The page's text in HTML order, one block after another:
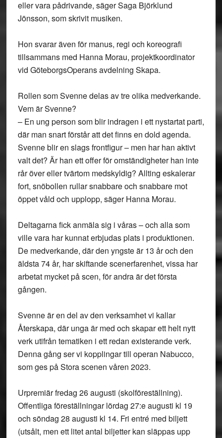
eller vara pådrivande, säger Saga Björklund
Jönsson, som skrivit musiken.
Hon svarar även för manus, regi och koreografi
tillsammans med Hanna Morau, projektkoordinator
vid GöteborgsOperans avdelning Skapa.
Rollen som Svenne delas av tre olika medverkande.
Vem är Svenne?
– En ung person som blir indragen i ett nystartat parti,
där man snart förstår att det finns en dold agenda.
Svenne blir en slags frontfigur – men har han aktivt
valt det? Är han ett offer för omständigheter han inte
rår över eller tvärtom medskyldig? Allting eskalerar
fort, snöbollen rullar snabbare och snabbare mot
öppet våld och upplopp, säger Hanna Morau.
Deltagarna fick anmäla sig i våras – och alla som
ville vara har kunnat erbjudas plats i produktionen.
De medverkande, där den yngste är 13 år och den
äldsta 74 år, har skiftande scenerfarenhet, vissa har
arbetat mycket på scen, för andra är det första
gången.
Svenne är en del av den verksamhet vi kallar
Återskapa, där unga är med och skapar ett helt nytt
verk utifrån tematiken i ett redan existerande verk.
Denna gång ser vi kopplingar till operan Nabucco,
som ges på Stora scenen våren 2023.
Urpremiär fredag 26 augusti (skolföreställning).
Offentliga föreställningar lördag 27:e augusti kl 19
och söndag 28 augusti kl 14. Fri entré med biljett
(utsålt, men ett litet antal biljetter kan släppas upp